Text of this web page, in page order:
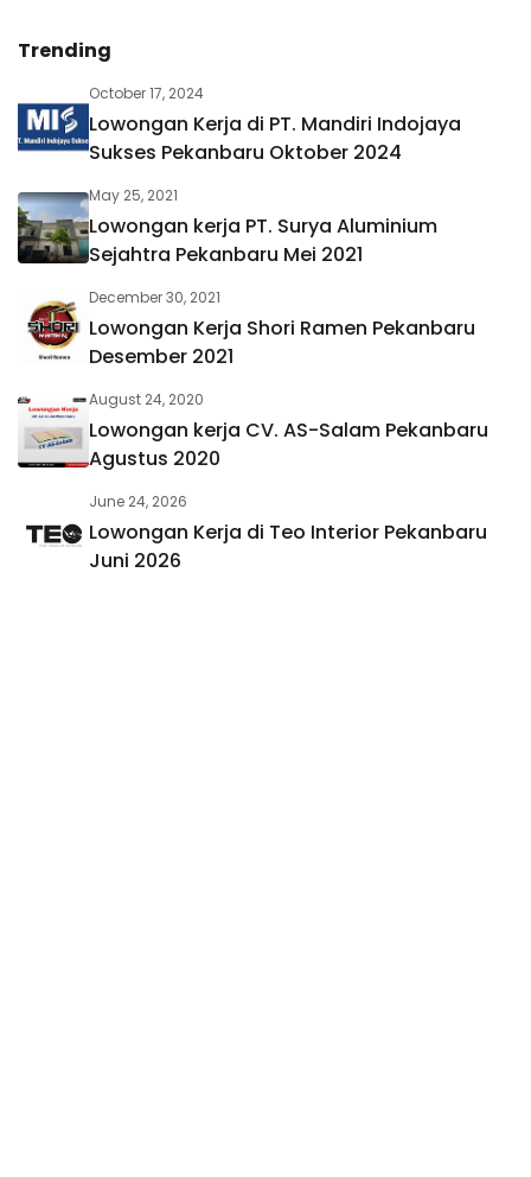
Trending
October 17, 2024
Lowongan Kerja di PT. Mandiri Indojaya
Sukses Pekanbaru Oktober 2024
May 25, 2021
Lowongan kerja PT. Surya Aluminium
Sejahtra Pekanbaru Mei 2021
December 30, 2021
Lowongan Kerja Shori Ramen Pekanbaru
Desember 2021
August 24, 2020
Lowongan kerja CV. AS-Salam Pekanbaru
Agustus 2020
June 24, 2026
Lowongan Kerja di Teo Interior Pekanbaru
Juni 2026